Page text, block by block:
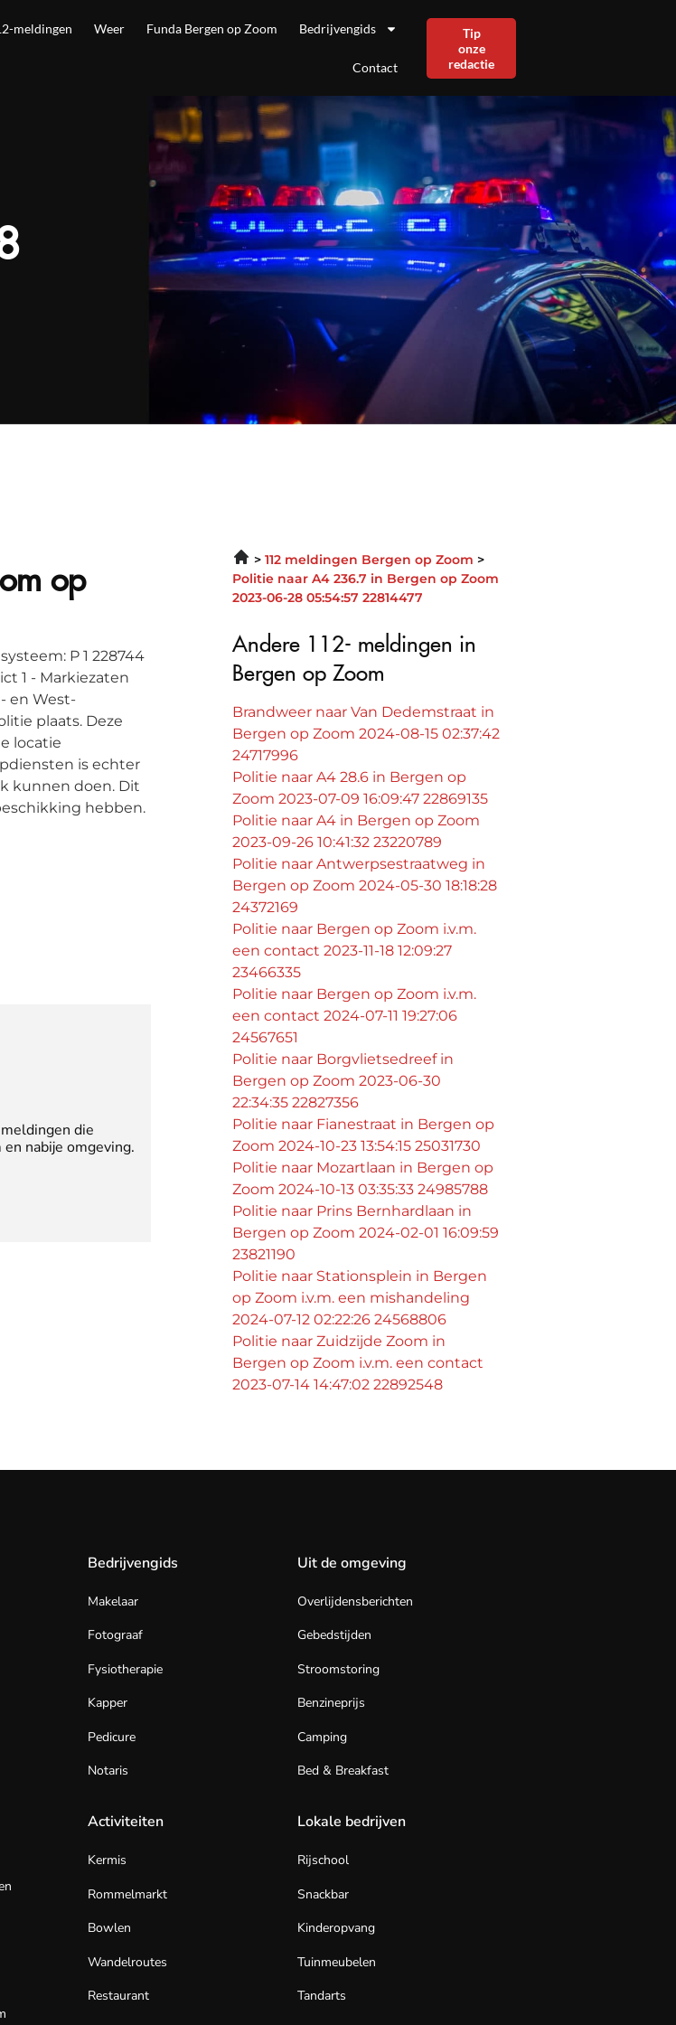
meldingen Weer Funda Bergen op Zoom Bedrijvengids
Contact
Tip
onze
redactie
op
P 1 228744
1 - Markiezaten
en West-
plaats. Deze
locatie
is echter
kunnen doen. Dit
hebben.
die
nabije omgeving.
112 meldingen Bergen op Zoom
Politie naar A4 236.7 in Bergen op Zoom
2023-06-28 05:54:57 22814477
Andere 112- meldingen in
Bergen op Zoom
Brandweer naar Van Dedemstraat in
Bergen op Zoom 2024-08-15 02:37:42
24717996
Politie naar A4 28.6 in Bergen op
Zoom 2023-07-09 16:09:47 22869135
Politie naar A4 in Bergen op Zoom
2023-09-26 10:41:32 23220789
Politie naar Antwerpsestraatweg in
Bergen op Zoom 2024-05-30 18:18:28
24372169
Politie naar Bergen op Zoom i.v.m.
een contact 2023-11-18 12:09:27
23466335
Politie naar Bergen op Zoom i.v.m.
een contact 2024-07-11 19:27:06
24567651
Politie naar Borgvlietsedreef in
Bergen op Zoom 2023-06-30
22:34:35 22827356
Politie naar Fianestraat in Bergen op
Zoom 2024-10-23 13:54:15 25031730
Politie naar Mozartlaan in Bergen op
Zoom 2024-10-13 03:35:33 24985788
Politie naar Prins Bernhardlaan in
Bergen op Zoom 2024-02-01 16:09:59
23821190
Politie naar Stationsplein in Bergen
op Zoom i.v.m. een mishandeling
2024-07-12 02:22:26 24568806
Politie naar Zuidzijde Zoom in
Bergen op Zoom i.v.m. een contact
2023-07-14 14:47:02 22892548
Bedrijvengids
Makelaar
Fotograaf
Fysiotherapie
Kapper
Pedicure
Notaris
Uit de omgeving
Overlijdensberichten
Gebedstijden
Stroomstoring
Benzineprijs
Camping
Bed & Breakfast
Activiteiten
Kermis
Rommelmarkt
Bowlen
Wandelroutes
Restaurant
Lokale bedrijven
Rijschool
Snackbar
Kinderopvang
Tuinmeubelen
Tandarts